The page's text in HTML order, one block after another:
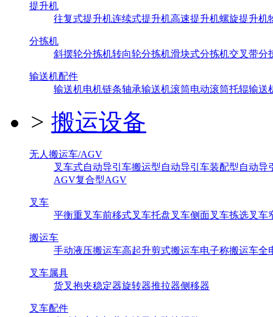
提升机
往复式提升机连续式提升机高速提升机螺旋提升机
分拣机
斜摆轮分拣机转向轮分拣机滑块式分拣机交叉带分
输送机配件
输送机电机链条轴承输送机滚筒电动滚筒托辊输送
> 搬运设备
无人搬运车/AGV
叉车式自动导引车搬运型自动导引车装配型自动导
AGV复合型AGV
叉车
平衡重叉车前移式叉车托盘叉车侧面叉车拣选叉车
搬运车
手动液压搬运车高起升剪式搬运车电子称搬运车全
叉车属具
货叉 抱夹稳定器旋转器推拉器侧移器
叉车配件